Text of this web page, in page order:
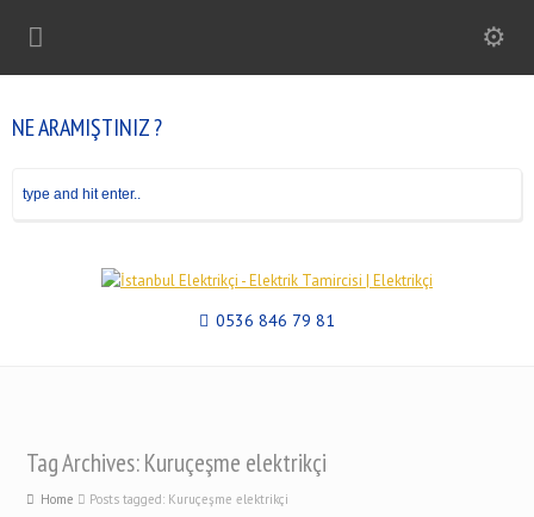
NE ARAMIŞTINIZ ?
0536 846 79 81
Tag Archives: Kuruçeşme elektrikçi
Home Posts tagged: Kuruçeşme elektrikçi